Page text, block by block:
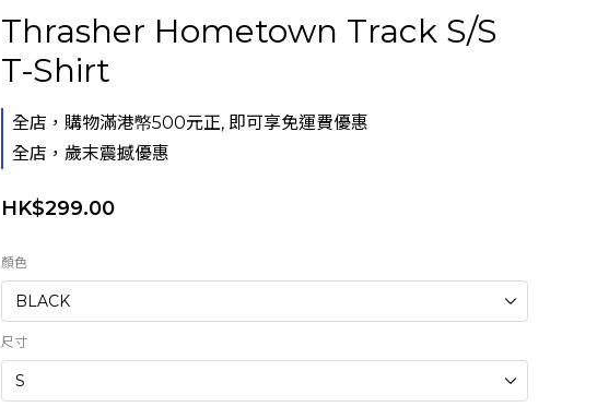
Thrasher Hometown Track S/S
T-Shirt
全店，購物滿港幤500元正, 即可享免運費優惠
全店，歲末震撼優惠
HK$299.00
顏色
尺寸